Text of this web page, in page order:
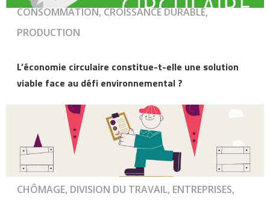
CONSOMMATION, CROISSANCE DURABLE,
PRODUCTION
L’économie circulaire constitue-t-elle une solution
viable face au défi environnemental ?
CHÔMAGE, DIVISION DU TRAVAIL, ENTREPRISES,